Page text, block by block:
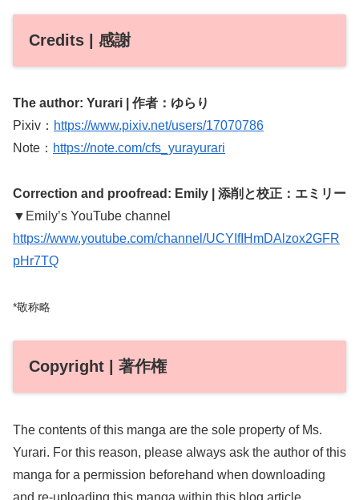
Credits | 感謝
The author: Yurari | 作者：ゆらり
Pixiv： https://www.pixiv.net/users/17070786
Note： https://note.com/cfs_yurayurari
Correction and proofread: Emily | 添削と校正：エミリー
▼Emily’s YouTube channel
https://www.youtube.com/channel/UCYIfIHmDAlzox2GFR
pHr7TQ
*敬称略
Copyright | 著作権
The contents of this manga are the sole property of Ms.
Yurari. For this reason, please always ask the author of this
manga for a permission beforehand when downloading
and re-uploading this manga within this blog article.